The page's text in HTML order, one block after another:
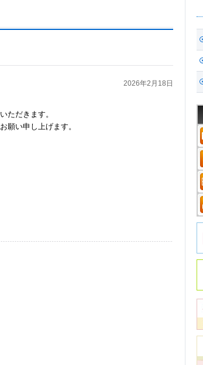
2026年2月18日
ただきます。
願い申し上げます。